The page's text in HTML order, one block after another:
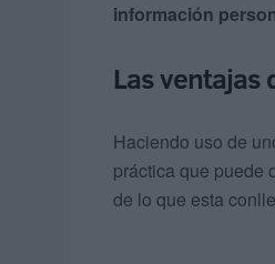
información
Las ventajas
Haciendo uso de
práctica que puede
de lo que esta